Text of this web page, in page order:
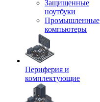
Защищенные
ноутбуки
Промышленные
компьютеры
Периферия и
комплектующие